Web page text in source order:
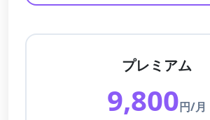
プレミアム
9,800円/月